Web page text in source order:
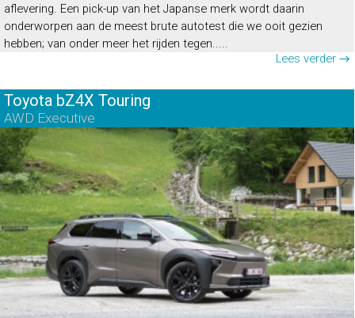
aflevering. Een pick-up van het Japanse merk wordt daarin
onderworpen aan de meest brute autotest die we ooit gezien
hebben; van onder meer het rijden tegen.....
Lees verder →
Toyota bZ4X Touring
AWD Executive